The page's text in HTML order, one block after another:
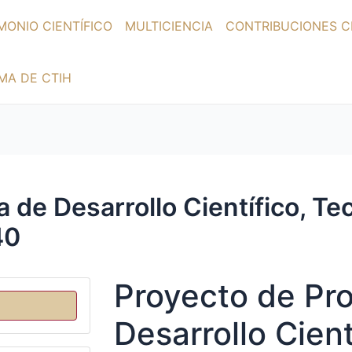
CIENTÍFICO MULTICIENCIA CONTRIBUCIONES
DE CTIH
de Desarrollo Científico,
Proyecto de
Desarrollo